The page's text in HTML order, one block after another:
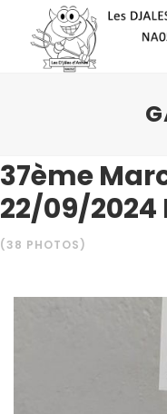
37ème
22/09/2024
(38 PHOTOS)